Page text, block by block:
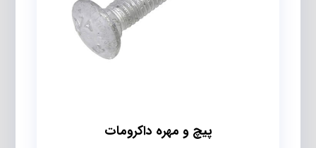
پیچ و مهره داکرومات